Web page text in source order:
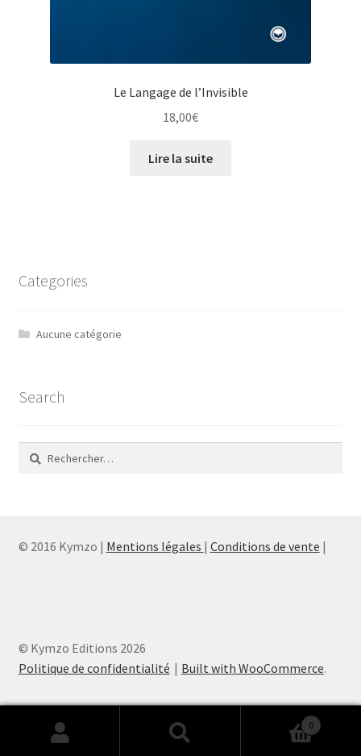
Le Langage de l’Invisible
18,00€
Lire la suite
Categories
Aucune catégorie
Search
Rechercher :
© 2016 Kymzo | Mentions légales | Conditions de vente |
© Kymzo Editions 2026
Politique de confidentialité
Built with WooCommerce.
Recherche
Recherche
0